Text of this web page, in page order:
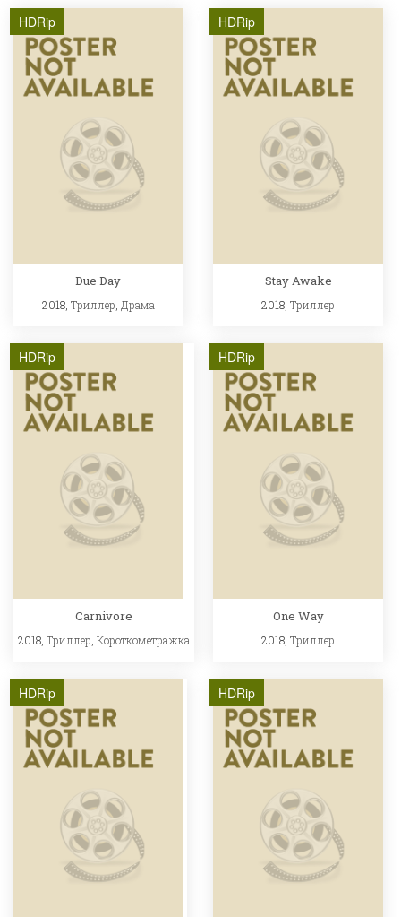
HDRip
Due Day
2018, Триллер Драма
HDRip
Stay Awake
2018,Триллер
HDRip
Carnivore
2018, Триллер, Короткометражка
HDRip
One Way
2018,Триллер
HDRip HDRip